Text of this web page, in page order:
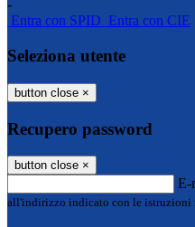
-
Entra con SPID Entra con CIE
Seleziona utente
button close ×
Recupero password
button close ×
E-
all'indirizzo indicato con le istruzioni